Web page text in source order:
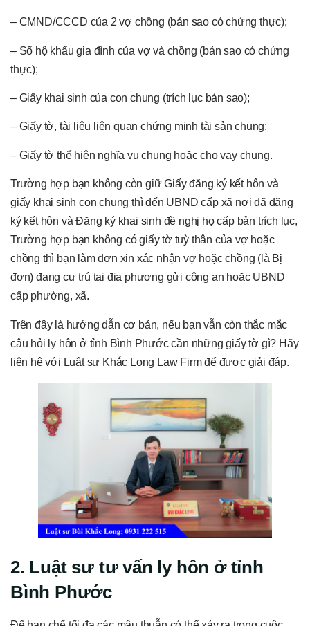
– CMND/CCCD của 2 vợ chồng (bản sao có chứng thực);
– Sổ hộ khẩu gia đình của vợ và chồng (bản sao có chứng
thực);
– Giấy khai sinh của con chung (trích lục bản sao);
– Giấy tờ, tài liệu liên quan chứng minh tài sản chung;
– Giấy tờ thể hiện nghĩa vụ chung hoặc cho vay chung.
Trường hợp bạn không còn giữ Giấy đăng ký kết hôn và
giấy khai sinh con chung thì đến UBND cấp xã nơi đã đăng
ký kết hôn và Đăng ký khai sinh đề nghị họ cấp bản trích lục,
Trường hợp bạn không có giấy tờ tuỳ thân của vợ hoặc
chồng thì bạn làm đơn xin xác nhận vợ hoặc chồng (là Bị
đơn) đang cư trú tại địa phương gửi công an hoặc UBND
cấp phường, xã.
Trên đây là hướng dẫn cơ bản, nếu bạn vẫn còn thắc mắc
câu hỏi ly hôn ở tỉnh Bình Phước cần những giấy tờ gì? Hãy
liên hệ với Luật sư Khắc Long Law Firm để được giải đáp.
2. Luật sư tư vấn ly hôn ở tỉnh
Bình Phước